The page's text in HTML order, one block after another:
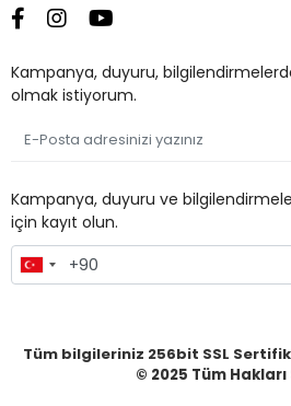
Kampanya, duyuru,
olmak istiyorum.
Kampanya, duyuru ve
için kayıt olun.
Tüm bilgileriniz 256bit SSL
© 2025 Tüm Hakları